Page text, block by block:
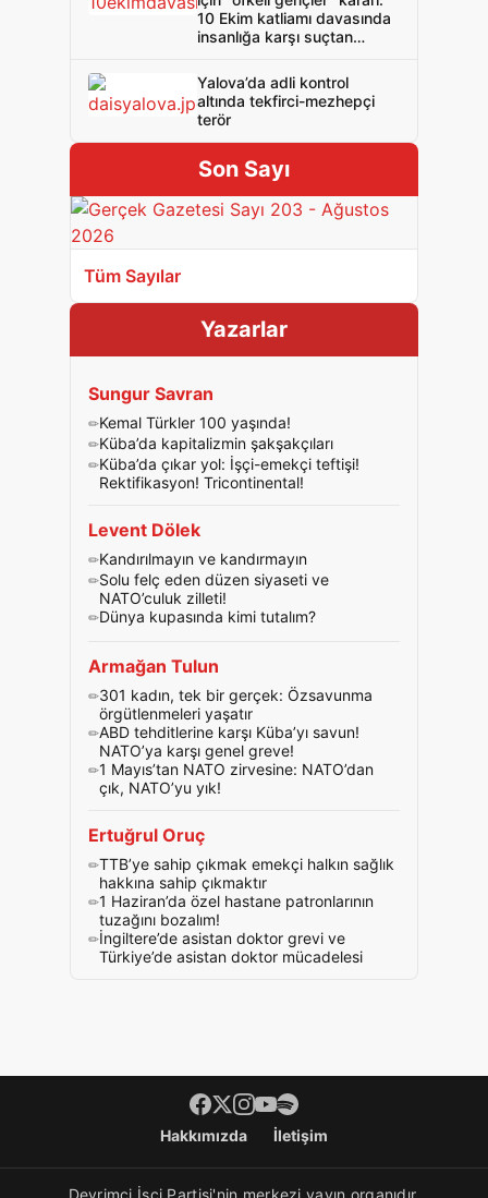
10 Ekim katliamı davasında
insanlığa karşı suçtan
Yalova’da adli kontrol
altında tekfirci-mezhepçi
terör
Son Sayı
Tüm Sayılar
Yazarlar
Sungur Savran
Kemal Türkler 100 yaşında!
Küba’da kapitalizmin şakşakçıları
Küba’da çıkar yol: İşçi-emekçi teftişi!
Rektifikasyon! Tricontinental!
Levent Dölek
Kandırılmayın ve kandırmayın
Solu felç eden düzen siyaseti ve
NATO’culuk zilleti!
Dünya kupasında kimi tutalım?
Armağan Tulun
301 kadın, tek bir gerçek: Özsavunma
örgütlenmeleri yaşatır
ABD tehditlerine karşı Küba’yı savun!
NATO’ya karşı genel greve!
1 Mayıs’tan NATO zirvesine: NATO’dan
çık, NATO’yu yık!
Ertuğrul Oruç
TTB’ye sahip çıkmak emekçi halkın sağlık
hakkına sahip çıkmaktır
1 Haziran’da özel hastane patronlarının
tuzağını bozalım!
İngiltere’de asistan doktor grevi ve
Türkiye’de asistan doktor mücadelesi
Footer menüHakkımızda İletişim
Devrimci İşçi Partisi'nin merkezi yayın organıdır.